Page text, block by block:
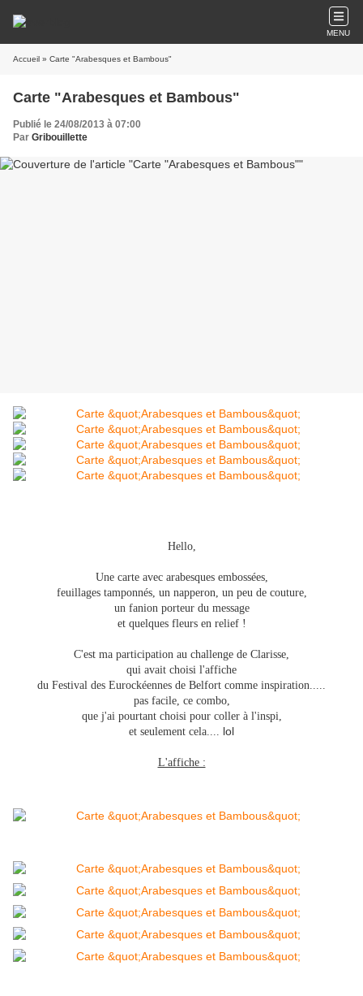
MENU
Accueil » Carte "Arabesques et Bambous"
Carte "Arabesques et Bambous"
Publié le 24/08/2013 à 07:00
Par Gribouillette
Hello,
Une carte avec arabesques embossées,
feuillages tamponnés, un napperon, un peu de couture,
un fanion porteur du message
et quelques fleurs en relief !
C'est ma participation au challenge de Clarisse,
qui avait choisi l'affiche
du Festival des Eurockéennes de Belfort comme inspiration.....
pas facile, ce combo,
que j'ai pourtant choisi pour coller à l'inspi,
et seulement cela.... lol
L'affiche :